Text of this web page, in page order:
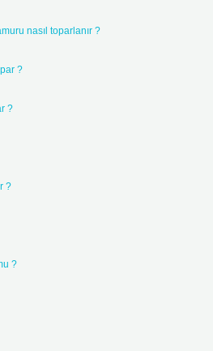
nasıl toparlanır ?
?
?
?
?